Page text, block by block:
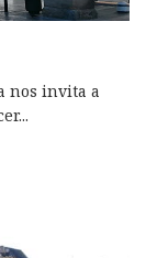
nos invita a
...